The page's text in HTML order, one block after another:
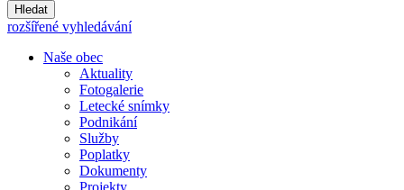
Hledat
rozšířené vyhledávání
Naše obec
Aktuality
Fotogalerie
Letecké snímky
Podnikání
Služby
Poplatky
Dokumenty
Projekty